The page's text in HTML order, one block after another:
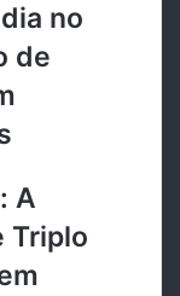
no
de
A
Triplo